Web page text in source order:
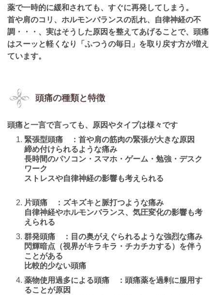
薬で一時的に緩和されても、すぐに再発してしまう。
首や肩のコリ、ホルモンバランスの乱れ、自律神経の不
調・・・、実はそうした原因を整えてあげることで、頭痛
はスーッと軽くなり「ふつうの毎日」を取り戻す方が増え
ています。
頭痛の種類と特徴
頭痛と一言で言っても、原因やタイプは様々です
緊張型頭痛 ：首や肩の筋肉の緊張が大きな原因
締め付けられるような痛み
長時間のパソコン・スマホ・ゲーム・勉強・デスク
ワーク
ストレスや自律神経の影響も考えられる
片頭痛 ：ズキズキと脈打つような痛み
自律神経やホルモンバランス、気圧変化の影響も考
えられる
群発頭痛 ：目の奥がえぐられるような強烈な痛み
閃輝暗点（視界がキラキラ・チカチカする）を伴う
ことがある
比較的少ない頭痛
薬物使用過多による頭痛 ：頭痛薬を過剰に服用す
ることが原因